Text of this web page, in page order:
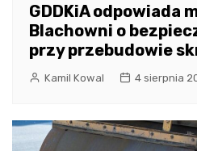
GDDKiA odpowiada
Blachowni o
przy przebudowie
Kamil Kowal 4 sierpnia